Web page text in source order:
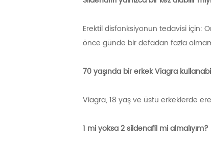
Erektil disfonksiyonun tedavisi için:
önce günde bir defadan fazla
70 yaşında bir erkek Viagra
Viagra, 18 yaş ve üstü erkeklerde
1 mi yoksa 2 sildenafil mi almalıyım?